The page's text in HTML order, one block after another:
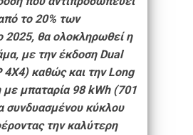
το 20% των
θα ολοκληρωθεί η
με την έκδοση Dual
4Χ4) καθώς και την Long
με μπαταρία 98 kWh (701
συνδυασμένου κύκλου
την καλύτερη